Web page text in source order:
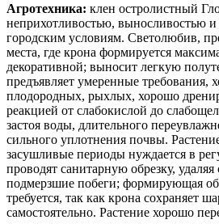
Агротехника: клен остролистный
неприхотливостью, выносливостью
городским условиям. Светолюбив,
места, где крона формируется
декоративной; выносит легкую
предъявляет умеренные требования,
плодородных, рыхлых, хорошо
реакцией от слабокислой до
застоя воды, длительного
сильного уплотнения почвы.
засушливые периоды нуждается в
проводят санитарную обрезку,
подмерзшие побеги; формирующая
требуется, так как крона сохраняет
самостоятельно. Растение хорошо